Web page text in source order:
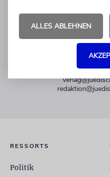
+49 30
Mo-
RESSORTS
Politik
ALLES ABLEHNEN